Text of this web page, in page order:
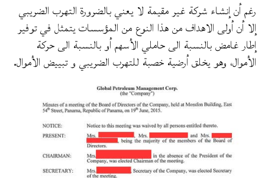
رغم أن إنشاء شركة غير مقيمة لا يعني بالضرورة التهرب الضريبي
إلا أن أولى الاهداف من هذا النوع من المؤسسات يتمثل في توفير
إطار غامض بالنسبة الى حاملي الأسهم أو بالنسبة الى حركة
الأموال، وهو يخلق أرضية خصبة للتهرب الضريبي و تبييض الأموال.